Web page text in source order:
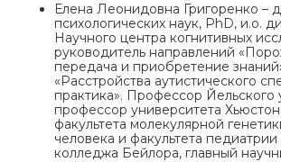
Елена Леонидовна Григоренко –
психологических наук, PhD, и.о.
Научного центра когнитивных
руководитель направлений
передача и приобретение
«Расстройства аутистического
практика». Профессор Йельского
профессор университета
факультета молекулярной
человека и факультета
колледжа Бейлора, главный